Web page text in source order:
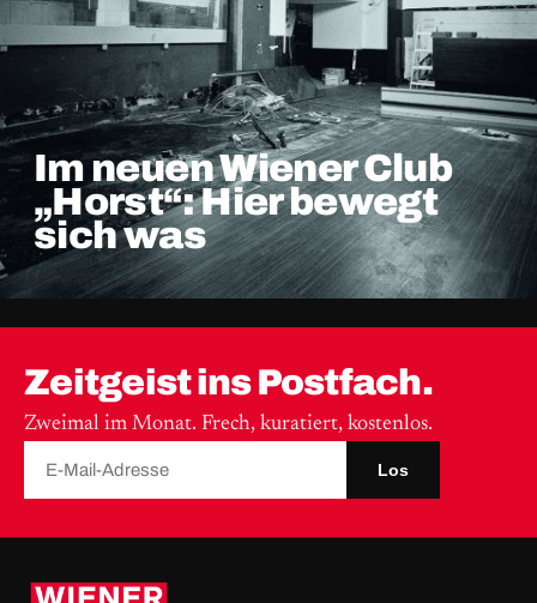
Im neuen Wiener Club
„Horst“: Hier bewegt
sich was
Zeitgeist ins Postfach.
Zweimal im Monat. Frech, kuratiert, kostenlos.
Los